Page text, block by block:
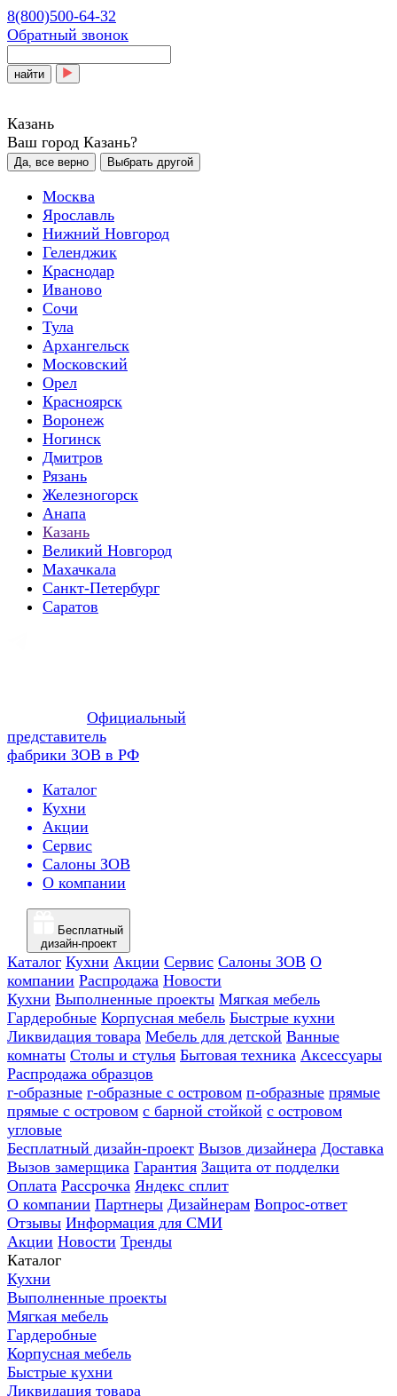
8(800)500-64-32
Обратный звонок
найти
Казань
Ваш город Казань?
Да, все верно Выбрать другой
Москва
Ярославль
Нижний Новгород
Геленджик
Краснодар
Иваново
Сочи
Тула
Архангельск
Московский
Орел
Красноярск
Воронеж
Ногинск
Дмитров
Рязань
Железногорск
Анапа
Казань
Великий Новгород
Махачкала
Санкт-Петербург
Саратов
Официальный
представитель
фабрики ЗОВ в РФ
Каталог
Кухни
Акции
Сервис
Салоны ЗОВ
О компании
Бесплатный
дизайн-проект
Каталог Кухни Акции Сервис Салоны ЗОВ О
компании Распродажа Новости
Кухни Выполненные проекты Мягкая мебель
Гардеробные Корпусная мебель Быстрые кухни
Ликвидация товара Мебель для детской Ванные
комнаты Столы и стулья Бытовая техника Аксессуары
Распродажа образцов
г-образные г-образные с островом п-образные прямые
прямые с островом с барной стойкой с островом
угловые
Бесплатный дизайн-проект Вызов дизайнера Доставка
Вызов замерщика Гарантия Защита от подделки
Оплата Рассрочка Яндекс сплит
О компании Партнеры Дизайнерам Вопрос-ответ
Отзывы Информация для СМИ
Акции Новости Тренды
Каталог
Кухни
Выполненные проекты
Мягкая мебель
Гардеробные
Корпусная мебель
Быстрые кухни
Ликвидация товара